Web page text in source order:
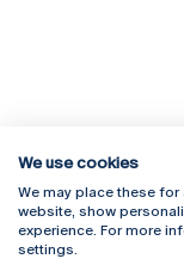
Rua Diogo Botelho
4169-005 Porto
+351 226 196 240
We use cookies
We may place these
website, show
experience. For more
settings.